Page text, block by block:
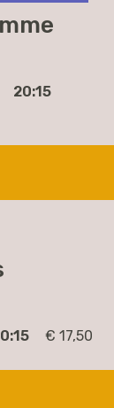
20:15
€ 17,50